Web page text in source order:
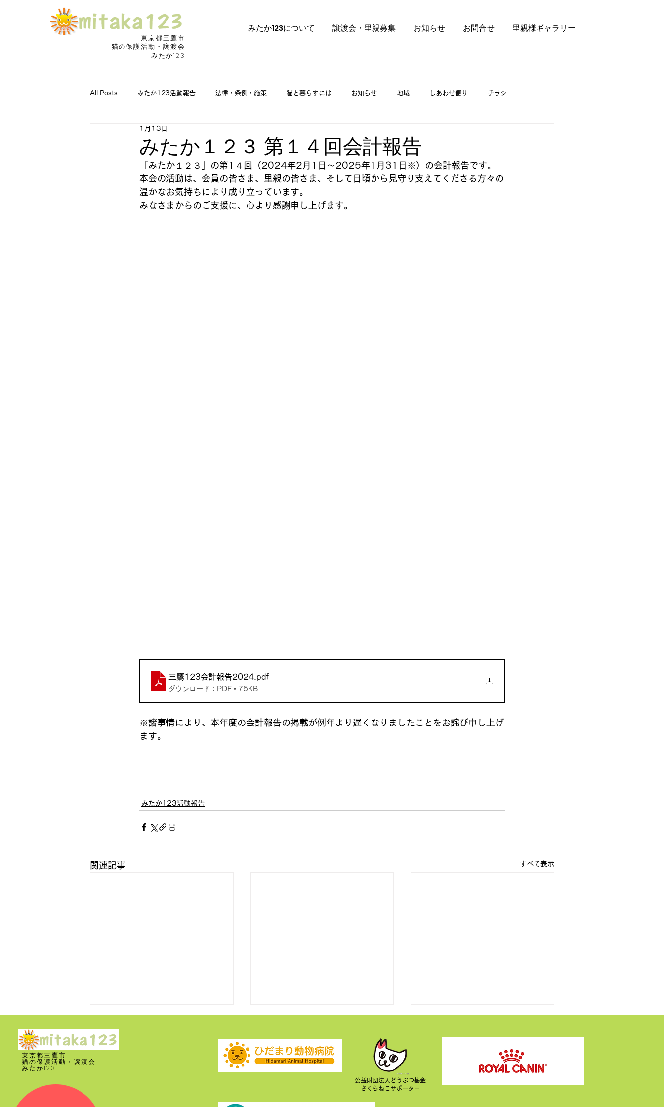
東京都三鷹市
​猫の保護活動・譲渡会
みたか123
みたか123について 譲渡会・里親募集 お知らせ お問合せ 里親様ギャラリー
All Posts みたか123活動報告 法律・条例・施策 猫と暮らすには お知らせ 地域 しあわせ便り チラシ
猫の病気に朗報みたか１２３ 第１４回会計報告
1月13日
「みたか１２３」の第1４回（2024年2月1日～2025年1月31日※）の会計報告です。
本会の活動は、会員の皆さま、里親の皆さま、そして日頃から見守り支えてくださる方々の
温かなお気持ちにより成り立っています。
みなさまからのご支援に、心より感謝申し上げます。
三鷹123会計報告2024 .pdf
ダウンロード：PDF • 75KB
※諸事情により、本年度の会計報告の掲載が例年より遅くなりましたことをお詫び申し上げ
ます。
みたか123活動報告
関連記事 すべて表示
里親募集 譲渡会 2026年 7月
東京都三鷹市
​猫の保護活動・譲渡会
みたか123
公益財団法人どうぶつ基金
さくらねこサポーター